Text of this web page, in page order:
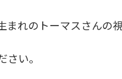
まれのトーマスさんの
さい。